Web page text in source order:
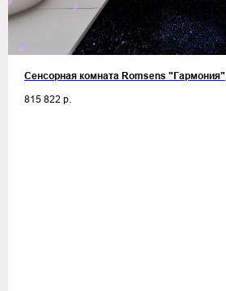
Сенсорная комната Romsens "Гармония"
815 822 р.